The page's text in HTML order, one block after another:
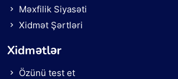
Məxfilik Siyasəti
Xidmət Şərtləri
Xidmətlər
Özünü test et